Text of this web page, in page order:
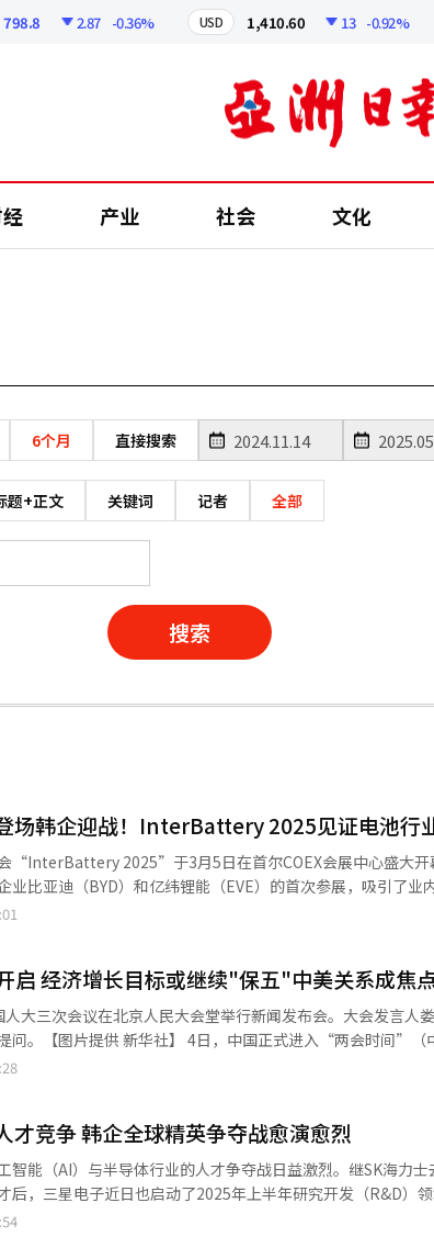
2.87 -0.36% USD 1,410.60 13 -0.92%
产业 社会 文化
6个月 直接搜索
题+正文 关键词 记者 全部
搜索
场韩企迎战！InterBattery 2025见证电池行
“InterBattery 2025”于3月5日在首尔COEX会展中心盛大开
比亚迪（BYD）和亿纬锂能（EVE）的首次参展，吸引了业内人士的高度
电动汽车，此举被视为中韩两国在电池及电动汽车领域直接交
米（约11坪）的展位，展出重点放在适用于两轮、三轮电动
位上，中国团队热情地向访客介绍公司产品，并强调其全球出
【摄影 记者 崔锦宁】 本次展会上，比亚迪的展
参展的LG化学与乐天化学集团（包含乐天化学、乐天能源材
年1月，中国宁德时代（CATL）和比亚迪的市场占有率合计已达到55.8%
出货量排名第九的企业，亿
步印证了中国电池企业进军韩国的决心。据韩国电池产业协
长至172家，其中中国企业达到创纪录的79家，占比近一半。 面对中国企业的步步
LG新能源、三星SDI和SK On在展会上集中展示最新电池技术
启 经济增长目标或继续"保五"中美关系成焦
大三次会议在北京人民大会堂举行新闻发布会。大会发言人
，中国正式进入“两会时间”（中国全国人民代表大会和中国人民政
天下午3时（北京时间），全国政协十四届三次会议在北京人
议将听取两会的重头戏——由国务院总理李强所做的政府工作
物价等目标值，以及政府重点发展战略和集中支持的产业领域等。 最受关注的无
各界预测今年仍将保持在5%左右。中国在去年下半年接连出
等，扩大市场流动性，实现了5%的经济增长目标。尽管今年
济刺激政策规模也是两会另一关注焦点。预计两会期
才竞争 韩企全球精英争夺战愈演愈烈
智能（AI）与半导体行业的人才争夺战日益激烈。继SK海力
后，三星电子近日也启动了2025年上半年研究开发（R&D）